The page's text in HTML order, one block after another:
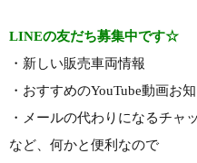
LINEの友だち募集中です☆
・新しい販売車両情報
・おすすめのYouTube動画お
・メールの代わりになるチャ
など、何かと便利なので